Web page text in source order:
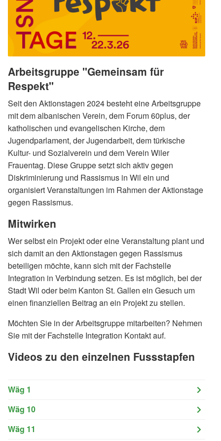
Arbeitsgruppe "Gemeinsam für
Respekt"
Seit den Aktionstagen 2024 besteht eine Arbeitsgruppe
mit dem albanischen Verein, dem Forum 60plus, der
katholischen und evangelischen Kirche, dem
Jugendparlament, der Jugendarbeit, dem türkische
Kultur- und Sozialverein und dem Verein Wiler
Frauentag. Diese Gruppe setzt sich aktiv gegen
Diskriminierung und Rassismus in Wil ein und
organisiert Veranstaltungen im Rahmen der Aktionstage
gegen Rassismus.
Mitwirken
Wer selbst ein Projekt oder eine Veranstaltung plant und
sich damit an den Aktionstagen gegen Rassismus
beteiligen möchte, kann sich mit der Fachstelle
Integration in Verbindung setzen. Es ist möglich, bei der
Stadt Wil oder beim Kanton St. Gallen ein Gesuch um
einen finanziellen Beitrag an ein Projekt zu stellen.
Möchten Sie in der Arbeitsgruppe mitarbeiten? Nehmen
Sie mit der Fachstelle Integration Kontakt auf.
Videos zu den einzelnen Fussstapfen
Wäg 1
Wäg 10
Wäg 11